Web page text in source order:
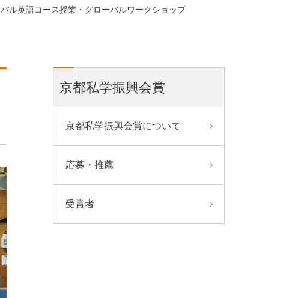
ル英語コース授業・グローバルワークショップ
京都私学振興会賞
京都私学振興会賞について
応募・推薦
受賞者